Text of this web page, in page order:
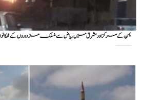
یمن کے مرکز اور مشرق میں ریاض سے منسلک مزدوروں کے ٹھکانوں